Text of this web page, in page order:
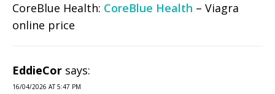
CoreBlue Health: CoreBlue Health – Viagra
online price
EddieCor says:
16/04/2026 AT 5:47 PM